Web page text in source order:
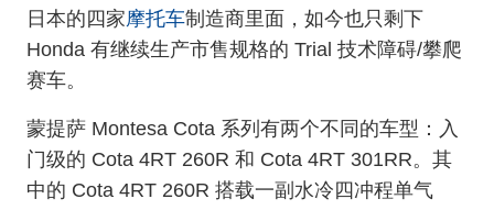
日本的四家摩托车制造商里面，如今也只剩下
Honda 有继续生产市售规格的 Trial 技术障碍/攀爬
赛车。
蒙提萨 Montesa Cota 系列有两个不同的车型：入
门级的 Cota 4RT 260R 和 Cota 4RT 301RR。其
中的 Cota 4RT 260R 搭载一副水冷四冲程单气